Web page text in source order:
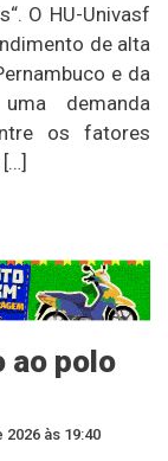
O HU-Univasf
de alta
e da
demanda
os fatores
ao polo
às 19:40